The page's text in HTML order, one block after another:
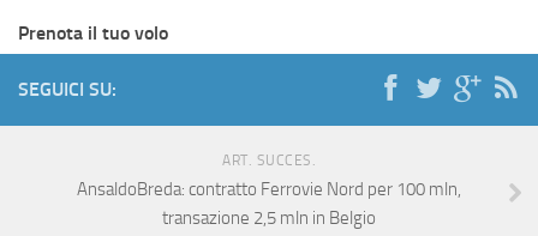
Prenota il tuo volo
SEGUICI SU:
ART. SUCCES.
AnsaldoBreda: contratto Ferrovie Nord per 100 mln,
transazione 2,5 mln in Belgio